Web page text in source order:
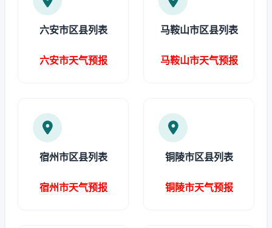
六安市区县列表
六安市天气预报
马鞍山市区县列表
马鞍山市天气预报
宿州市区县列表
宿州市天气预报
铜陵市区县列表
铜陵市天气预报